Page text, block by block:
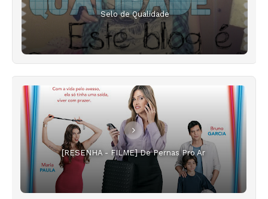
Selo de Qualidade
[RESENHA - FILME] De Pernas Pro Ar